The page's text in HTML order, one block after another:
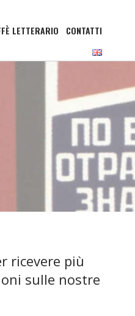
LETTERARIO CONTATTI
ricevere più
sulle nostre